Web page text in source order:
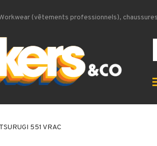
(vêtements professionnels),
551 VRAC